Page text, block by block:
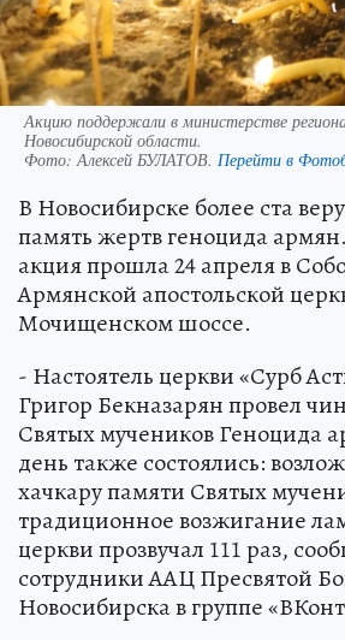
Акцию поддержали в министерстве
Новосибирской области.
Фото:Алексей БУЛАТОВ. Перейти в
В Новосибирске более ста
память жертв геноцида
акция прошла 24 апреля в
Армянской апостольской
Мочищенском шоссе.
- Настоятель церкви «Сурб
Григор Бекназарян провел
Святых мучеников Геноцида
день также состоялись:
хачкару памяти Святых
традиционное возжигание
церкви прозвучал 111 раз,
сотрудники ААЦ Пресвятой
Новосибирска в группе